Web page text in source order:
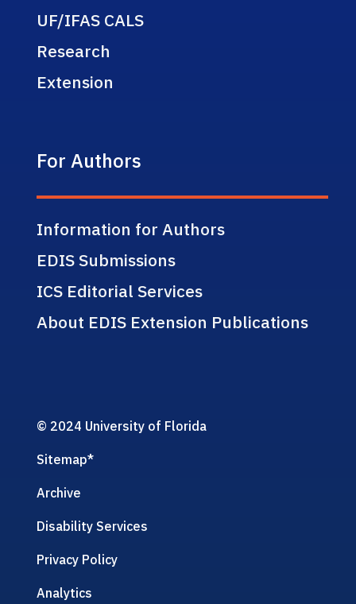
UF/IFAS CALS
Research
Extension
For Authors
Information for Authors
EDIS Submissions
ICS Editorial Services
About EDIS Extension Publications
© 2024 University of Florida
Sitemap*
Archive
Disability Services
Privacy Policy
Analytics